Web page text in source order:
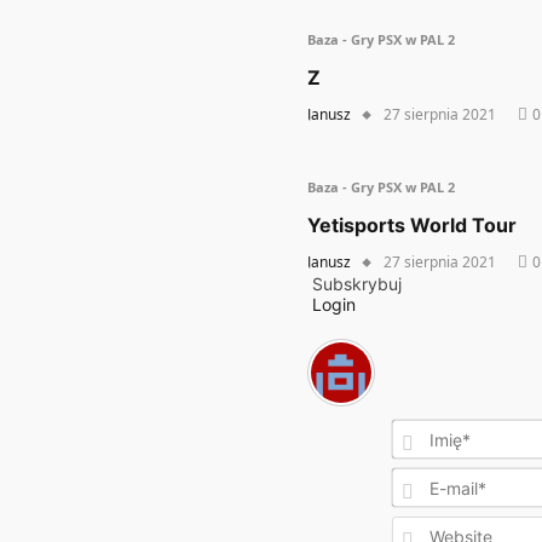
Baza - Gry PSX w PAL 2
Z
Janusz 27 sierpnia 2021 0
Baza - Gry PSX w PAL 2
Yetisports World Tour
Janusz 27 sierpnia 2021
0
Subskrybuj
Login